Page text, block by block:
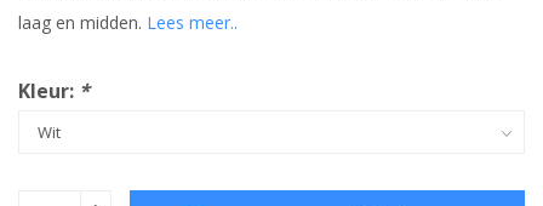
laag en midden. Lees meer..
Kleur: *